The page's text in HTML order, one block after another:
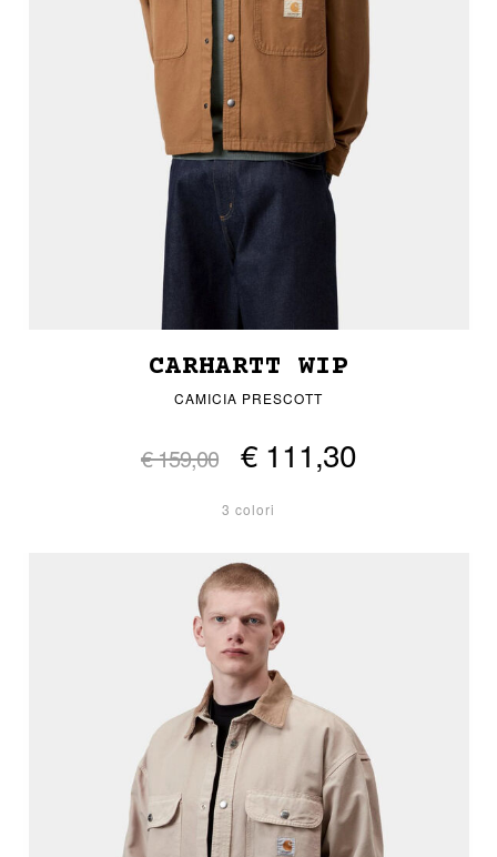
CARHARTT WIP
CAMICIA PRESCOTT
€ 159,00 € 111,30
3 colori